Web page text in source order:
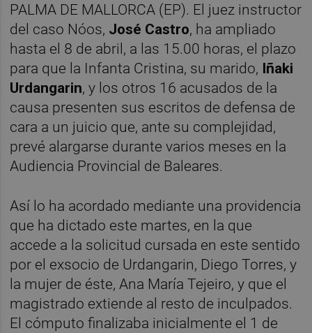
PALMA DE MALLORCA (EP). El juez instructor
del caso Nóos, José Castro, ha ampliado
hasta el 8 de abril, a las 15.00 horas, el plazo
para que la Infanta Cristina, su marido, Iñaki
Urdangarin, y los otros 16 acusados de la
causa presenten sus escritos de defensa de
cara a un juicio que, ante su complejidad,
prevé alargarse durante varios meses en la
Audiencia Provincial de Baleares.
Así lo ha acordado mediante una providencia
que ha dictado este martes, en la que
accede a la solicitud cursada en este sentido
por el exsocio de Urdangarin, Diego Torres, y
la mujer de éste, Ana María Tejeiro, y que el
magistrado extiende al resto de inculpados.
El cómputo finalizaba inicialmente el 1 de